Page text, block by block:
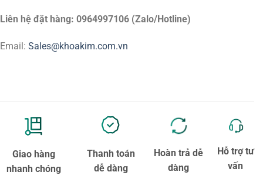
Liên hệ đặt hàng: 0964997106 (Zalo/Hotline)
Email: Sales@khoakim.com.vn
Giao hàng
nhanh chóng
Thanh toán
dễ dàng
Hoàn trả dễ
dàng
Hỗ trợ tư
vấn